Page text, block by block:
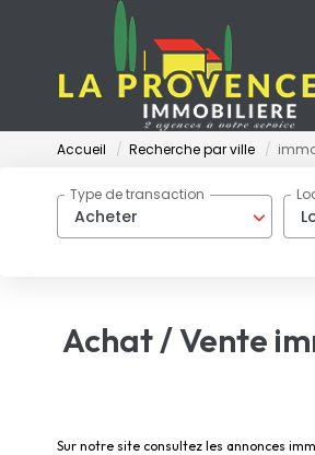
Accueil Recherche par ville
Acheter
Type de transaction
Achat / Vente
Sur notre site consultez les annonces